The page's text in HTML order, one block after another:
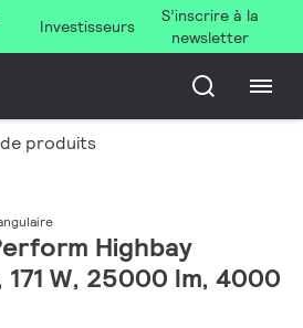
Investisseurs
S’inscrire à la
newsletter
produits
Highbay
W, 25000 lm, 4000